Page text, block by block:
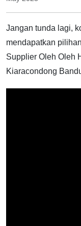
Jangan tunda lagi,
mendapatkan
Supplier Oleh Oleh
Kiaracondong